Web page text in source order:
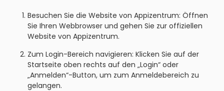
Besuchen Sie die Website von Appizentrum: Öffnen
Sie Ihren Webbrowser und gehen Sie zur offiziellen
Website von Appizentrum.
Zum Login-Bereich navigieren: Klicken Sie auf der
Startseite oben rechts auf den „Login“ oder
„Anmelden“-Button, um zum Anmeldebereich zu
gelangen.